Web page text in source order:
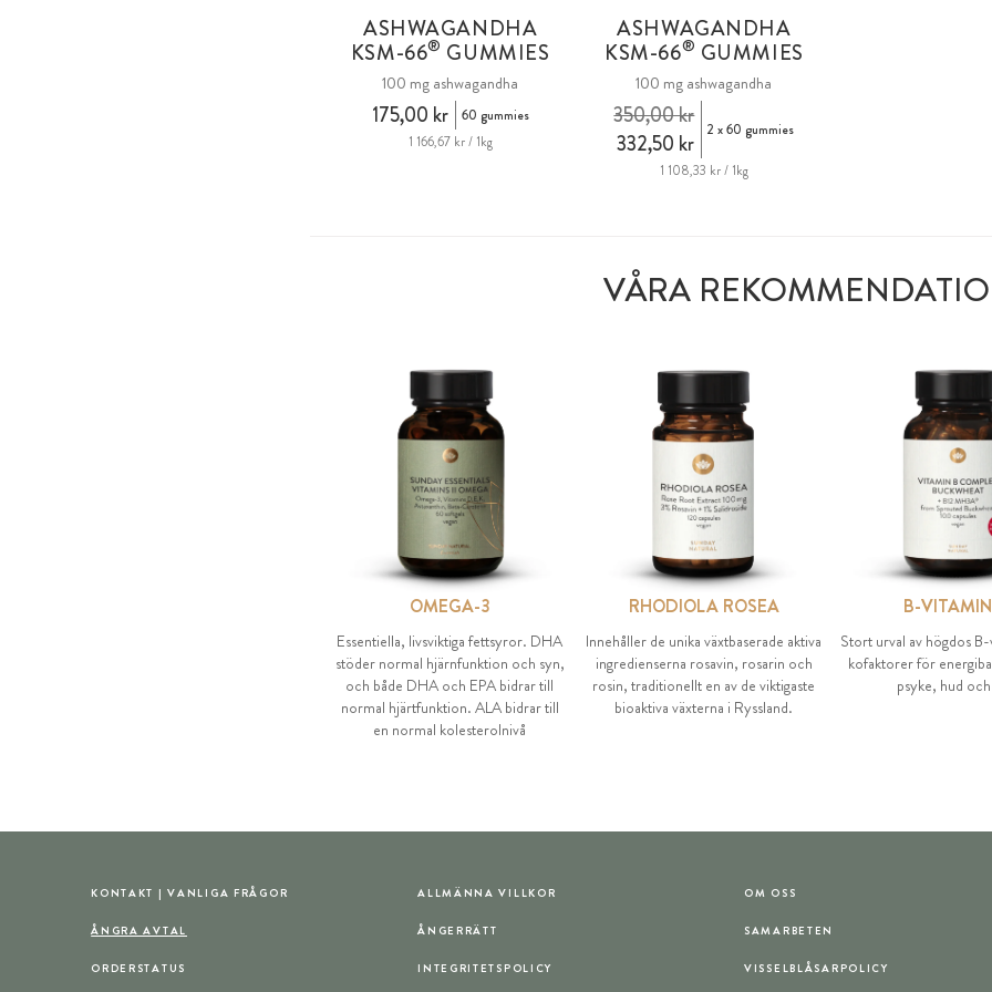
ASHWAGANDHA
KSM-66® GUMMIES
100 mg ashwagandha
175,00 kr
60 gummies
1 166,67 kr / 1kg
ASHWAGANDHA
KSM-66® GUMMIES
100 mg ashwagandha
332,50 kr
350,00 kr 2 x 60 gummies
1 108,33 kr / 1kg
VÅRA
OMEGA-3
Essentiella, livsviktiga fettsyror. DHA
stöder normal hjärnfunktion och syn,
och både DHA och EPA bidrar till
normal hjärtfunktion. ALA bidrar till
en normal kolesterolnivå
RHODIOLA ROSEA
Innehåller de unika växtbaserade aktiva
ingredienserna rosavin, rosarin och
rosin, traditionellt en av de viktigaste
bioaktiva växterna i Ryssland.
B-
Stort urval av högdos
kofaktorer för
psyke, hud
KONTAKT | VANLIGA FRÅGOR
ÅNGRA AVTAL
ORDERSTATUS
ALLMÄNNA VILLKOR
ÅNGERRÄTT
INTEGRITETSPOLICY
OM OSS
SAMARBETEN
VISSELBLÅSARPOLICY